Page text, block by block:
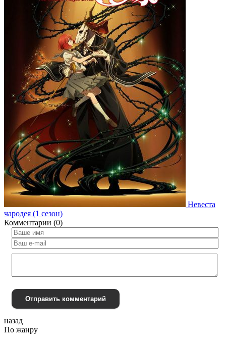
Невеста
чародея (1 сезон)
Комментарии (0)
Отправить комментарий
назад
По жанру